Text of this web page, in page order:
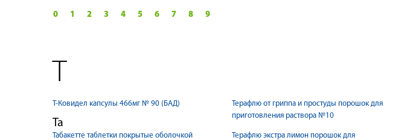
0 1 2 3 4 5 6 7 8 9
Т
Т-Ковидел капсулы 466мг № 90 (БАД)
Та
Табакетте таблетки покрытые оболочкой
Терафлю от гриппа и простуды порошок для
приготовления раствора №10
Терафлю экстра лимон порошок для